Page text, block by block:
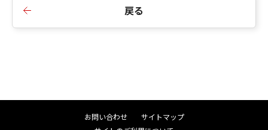
戻る
お問い合わせ
サイトマップ